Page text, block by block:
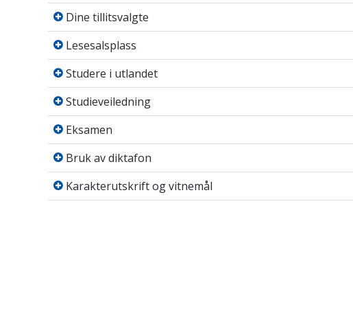
Dine tillitsvalgte
Dine tillitsvalgte
Lesesalsplass
Lesesalsplass
Studere i utlandet
Studere i utlandet
Studieveiledning
Studieveiledning
Eksamen
Eksamen
Bruk av diktafon
Bruk av diktafon
Karakterutskrift og vitnemål
Karakterutskrift og vitnemål